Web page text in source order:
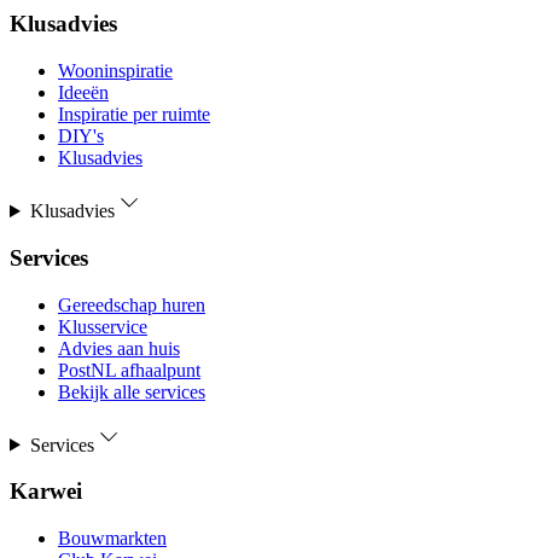
Klusadvies
Wooninspiratie
Ideeën
Inspiratie per ruimte
DIY's
Klusadvies
Klusadvies
Services
Gereedschap huren
Klusservice
Advies aan huis
PostNL afhaalpunt
Bekijk alle services
Services
Karwei
Bouwmarkten